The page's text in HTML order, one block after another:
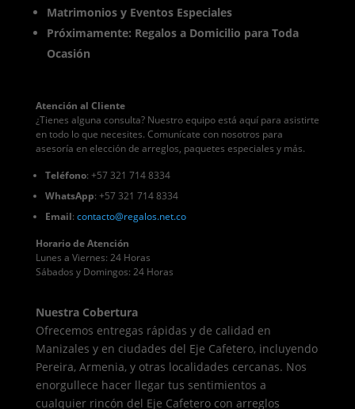
Matrimonios y Eventos Especiales
Próximamente: Regalos a Domicilio para Toda
Ocasión
Atención al Cliente
¿Tienes alguna consulta? Nuestro equipo está aquí para asistirte
en todo lo que necesites. Comunícate con nosotros para
asesoría en elección de arreglos, paquetes especiales y más.
Teléfono: +57 321 714 8334
WhatsApp: +57 321 714 8334
Email: contacto@regalos.net.co
Horario de Atención
Lunes a Viernes: 24 Horas
Sábados y Domingos: 24 Horas
Nuestra Cobertura
Ofrecemos entregas rápidas y de calidad en
Manizales y en ciudades del Eje Cafetero, incluyendo
Pereira, Armenia, y otras localidades cercanas. Nos
enorgullece hacer llegar tus sentimientos a
cualquier rincón del Eje Cafetero con arreglos